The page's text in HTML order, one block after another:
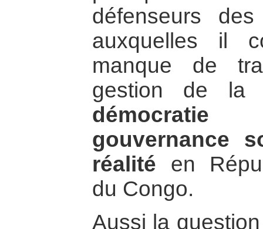
défenseurs
auxquelles il
manque de
gestion de la
gouvernance
réalité en
du Congo.
Aussi la